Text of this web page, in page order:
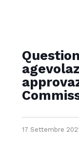
17 Settembre